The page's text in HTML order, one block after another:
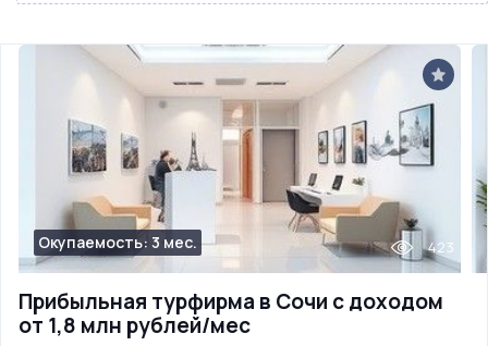
Окупаемость Возраст
Прибыльная турфирма в Сочи с доходом
от 1,8 млн рублей/мес
Окупаемость: 3 мес. 423